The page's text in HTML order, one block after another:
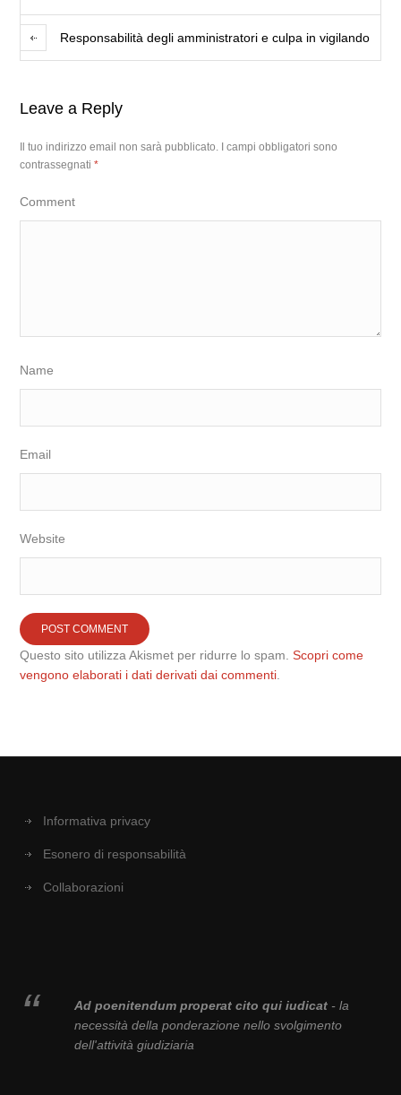
Responsabilità degli amministratori e culpa in vigilando
Leave a Reply
Il tuo indirizzo email non sarà pubblicato.
I campi obbligatori sono
contrassegnati*
Comment
Name
Email
Website
Questo sito utilizza Akismet per ridurre lo spam.Scopri come
vengono elaborati i dati derivati dai commenti
Informativa privacy
Esonero di responsabilità
Collaborazioni
Ad poenitendum properat cito qui iudicat- la
necessità della ponderazione nello svolgimento
dell'attività giudiziaria